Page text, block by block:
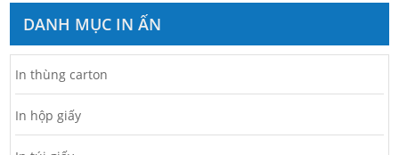
DANH MỤC IN ẤN
In thùng carton
In hộp giấy